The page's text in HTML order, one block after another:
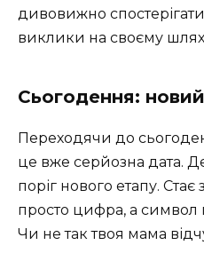
дивовижно
виклики на своєму
Сьогодення:
Переходячи до
це вже серйозна дата.
поріг нового етапу.
просто цифра, а символ
Чи не так твоя мама